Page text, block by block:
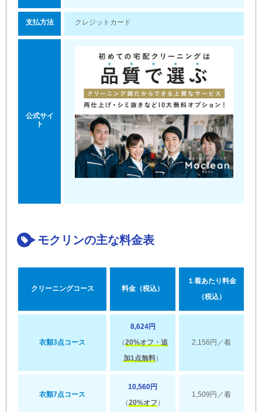
支払方法 クレジットカード
公式サイ
ト
モクリンの主な料金表
クリーニングコース 料金（税込）
１着あたり料金
（税込）
衣類3点コース
8,624円
（20%オフ・追
加1点無料）
2,156円／着
衣類7点コース
10,560円
（20%オフ ）
1,509円／着